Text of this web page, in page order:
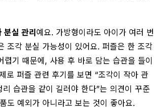
분실 관리예요. 가방형이라도 아이가 여러 번
조각 분실 가능성이 있어요. 퍼즐은 한 조각
렵기 때문에, 사용 후 바로 담는 습관을 들이
로 퍼즐 관련 후기를 보면 “조각이 작아 관
리 습관을 같이 길러야 한다”는 의견이 꾸준
도 예외가 아니라고 보는 것이 좋아요.